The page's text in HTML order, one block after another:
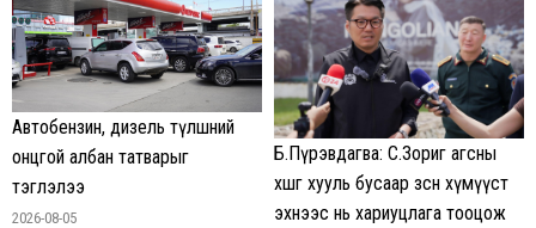
Автобензин, дизель түлшний
онцгой албан татварыг
тэглэлээ
2026-08-05
Б.Пүрэвдагва: С.Зориг агсны
хөшөөг хууль бусаар зөөсөн хүмүүст
эхнээс нь хариуцлага тооцож